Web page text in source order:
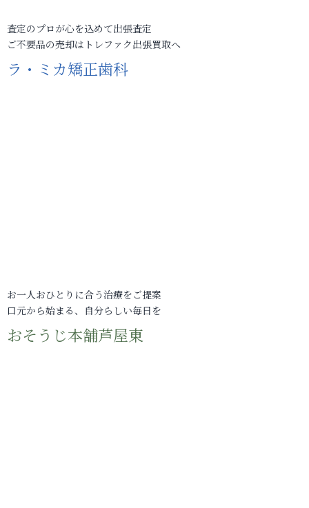
査定のプロが心を込めて出張査定
ご不要品の売却はトレファク出張買取へ
ラ・ミカ矯正歯科
お一人おひとりに合う治療をご提案
口元から始まる、自分らしい毎日を
おそうじ本舗芦屋東